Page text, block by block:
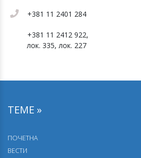
+381 11 2401 284
+381 11 2412 922,
лок. 335, лок. 227
ТЕМЕ »
ПОЧЕТНА
ВЕСТИ